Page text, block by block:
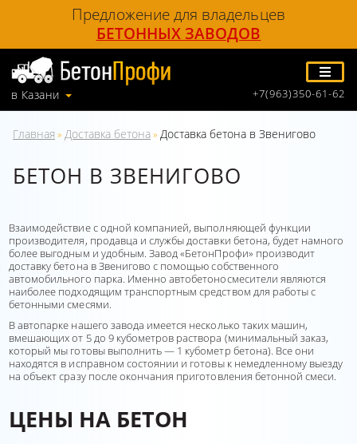
Предложение для владельцев
БЕТОННЫХ ЗАВОДОВ
в Казани +7(963)350-61-62
Главная » Доставка бетона» Доставка бетона в Звенигово
БЕТОН В ЗВЕНИГОВО
Взаимодействие с одной компанией, выполняющей функции
производителя, продавца и службы доставки бетона, будет намного
более выгодным и удобным. Завод «БетонПрофи» производит
доставку бетона в Звенигово с помощью собственного
автомобильного парка. Именно автобетоносмесители являются
наиболее подходящим транспортным средством для работы с
бетонными смесями.
В автопарке нашего завода имеется несколько таких машин,
вмешающих от 5 до 9 кубометров раствора (минимальный заказ,
который мы готовы выполнить — 1 кубометр бетона). Все они
находятся в исправном состоянии и готовы к немедленному выезду
на объект сразу после окончания приготовления бетонной смеси.
ЦЕНЫ НА БЕТОН